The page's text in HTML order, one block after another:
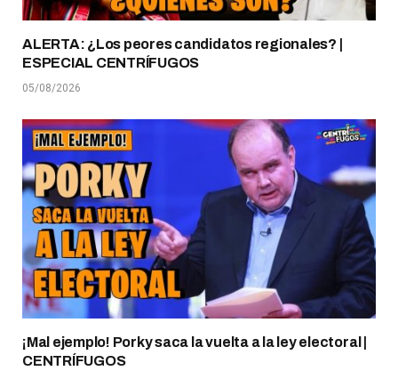
ALERTA: ¿Los peores candidatos regionales? |
ESPECIAL CENTRÍFUGOS
05/08/2026
¡Mal ejemplo! Porky saca la vuelta a la ley electoral |
CENTRÍFUGOS